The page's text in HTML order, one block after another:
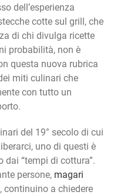
dell’esperienza
cotte sul grill, che
di chi divulga ricette
probabilità, non è
questa nuova rubrica
miti culinari che
con tutto un
del 19° secolo di cui
uno di questi è
dai “tempi di cottura”.
persone, magari
, continuino a chiedere